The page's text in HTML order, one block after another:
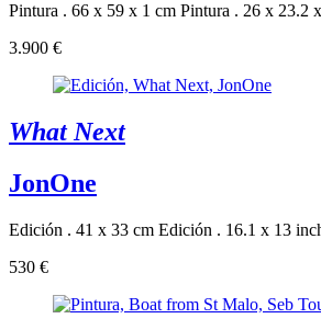
Pintura . 66 x 59 x 1 cm Pintura . 26 x 23.2
3.900 €
What Next
JonOne
Edición . 41 x 33 cm Edición . 16.1 x 13
530 €